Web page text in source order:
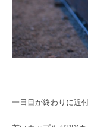
一日目が終わりに近